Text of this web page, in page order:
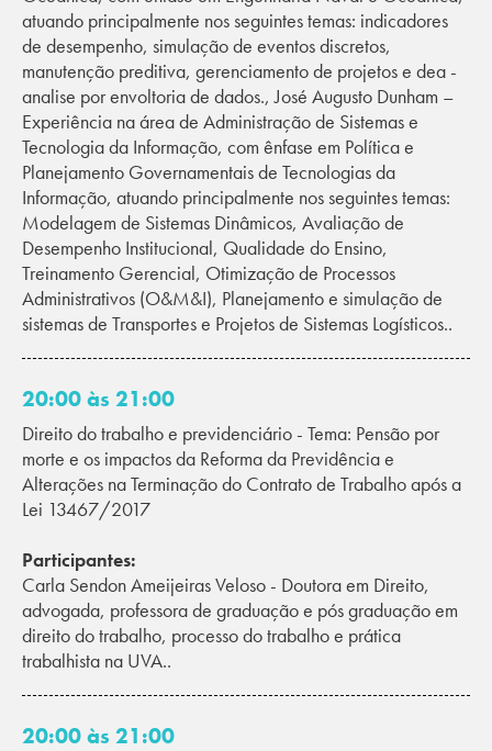
atuando principalmente nos seguintes temas: indicadores
de desempenho, simulação de eventos discretos,
manutenção preditiva, gerenciamento de projetos e dea -
analise por envoltoria de dados., José Augusto Dunham –
Experiência na área de Administração de Sistemas e
Tecnologia da Informação, com ênfase em Política e
Planejamento Governamentais de Tecnologias da
Informação, atuando principalmente nos seguintes temas:
Modelagem de Sistemas Dinâmicos, Avaliação de
Desempenho Institucional, Qualidade do Ensino,
Treinamento Gerencial, Otimização de Processos
Administrativos (O&M&I), Planejamento e simulação de
sistemas de Transportes e Projetos de Sistemas Logísticos..
20:00 às 21:00
Direito do trabalho e previdenciário - Tema: Pensão por
morte e os impactos da Reforma da Previdência e
Alterações na Terminação do Contrato de Trabalho após a
Lei 13467/2017
Participantes:
Carla Sendon Ameijeiras Veloso - Doutora em Direito,
advogada, professora de graduação e pós graduação em
direito do trabalho, processo do trabalho e prática
trabalhista na UVA..
20:00 às 21:00